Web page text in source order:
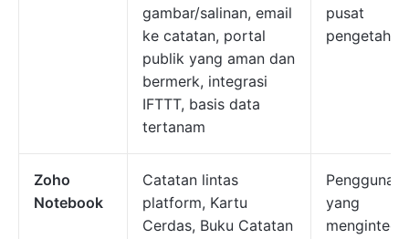
gambar/salinan, email
ke catatan, portal
publik yang aman dan
bermerk, integrasi
IFTTT, basis data
tertanam
pusat
Zoho
Notebook
Catatan lintas
platform, Kartu
Cerdas, Buku Catatan
Pengguna
yang